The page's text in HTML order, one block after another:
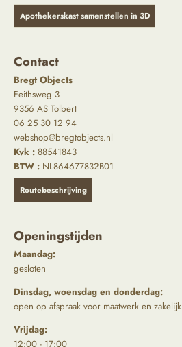
Apothekerskast samenstellen in 3D
Contact
Bregt Objects
Feithsweg 3
9356 AS Tolbert
06 25 30 12 94
webshop@bregtobjects.nl
Kvk : 88541843
BTW : NL864677832B01
Routebeschrijving
Openingstijden
Maandag:
gesloten
Dinsdag, woensdag en donderdag:
open op afspraak voor maatwerk en zakelijk
Vrijdag:
12:00 - 17:00